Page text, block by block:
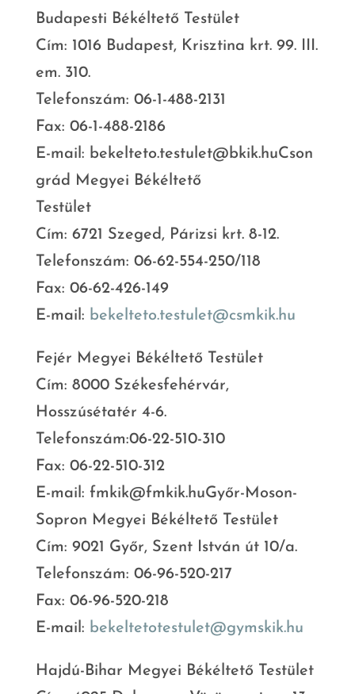
Budapesti Békéltető Testület
Cím: 1016 Budapest, Krisztina krt. 99. III.
em. 310.
Telefonszám: 06-1-488-2131
Fax: 06-1-488-2186
E-mail: bekelteto.testulet@bkik.huCson
grád Megyei Békéltető
Testület
Cím: 6721 Szeged, Párizsi krt. 8-12.
Telefonszám: 06-62-554-250/118
Fax: 06-62-426-149
E-mail: bekelteto.testulet@csmkik.hu
Fejér Megyei Békéltető Testület
Cím: 8000 Székesfehérvár,
Hosszúsétatér 4-6.
Telefonszám:06-22-510-310
Fax: 06-22-510-312
E-mail: fmkik@fmkik.huGyőr-Moson-
Sopron Megyei Békéltető Testület
Cím: 9021 Győr, Szent István út 10/a.
Telefonszám: 06-96-520-217
Fax: 06-96-520-218
E-mail: bekeltetotestulet@gymskik.hu
Hajdú-Bihar Megyei Békéltető Testület